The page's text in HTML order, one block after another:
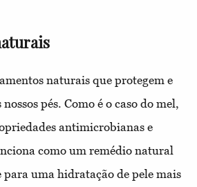
naturais que protegem e
pés. Como é o caso do mel,
antimicrobianas e
como um remédio natural
para uma hidratação de pele mais